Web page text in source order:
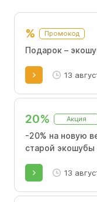
% Промокод
Подарок –
13
20% Акция
-20% на новую
старой экошубы
13